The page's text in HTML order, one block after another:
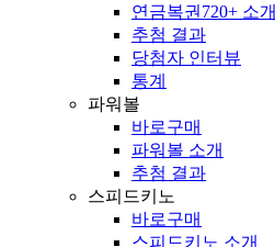
연금복권720+ 소개
추첨 결과
당첨자 인터뷰
통계
파워볼
바로구매
파워볼 소개
추첨 결과
스피드키노
바로구매
스피드키노 소개